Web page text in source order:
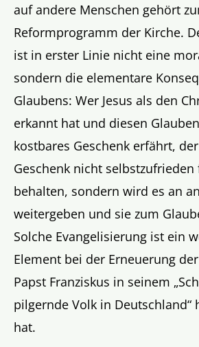
auf andere Menschen gehört
Reformprogramm der Kirche.
ist in erster Linie nicht eine
sondern die elementare
Glaubens: Wer Jesus als den
erkannt hat und diesen
kostbares Geschenk erfährt,
Geschenk nicht selbstzufrieden
behalten, sondern wird es an
weitergeben und sie zum
Solche Evangelisierung ist ein
Element bei der Erneuerung
Papst Franziskus in seinem
pilgernde Volk in Deutschland“
hat.